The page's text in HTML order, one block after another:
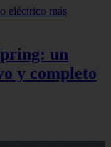
un
y completo